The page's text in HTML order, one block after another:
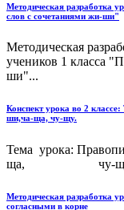
Методическая разработка
слов с сочетаниями жи-ши"
Методическая
учеников 1 класса
ши"...
Конспект урока во 2
ши,ча-ща, чу-щу.
Тема урока:
ща, чу-
Методическая разработка
согласными в корне